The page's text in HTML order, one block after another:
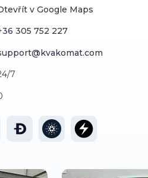
v Google Maps
305 752 227
7